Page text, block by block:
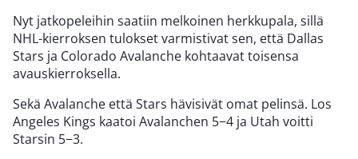
Nyt jatkopeleihin saatiin melkoinen herkkupala, sillä
NHL-kierroksen tulokset varmistivat sen, että Dallas
Stars ja Colorado Avalanche kohtaavat toisensa
avauskierroksella.
Sekä Avalanche että Stars hävisivät omat pelinsä. Los
Angeles Kings kaatoi Avalanchen 5−4 ja Utah voitti
Starsin 5−3.